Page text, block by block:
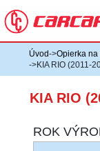
Úvod->Opierka na
->KIA RIO (2011-
KIA RIO
ROK